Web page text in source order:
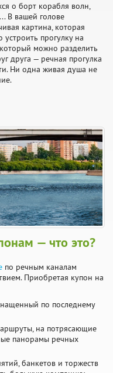
о борт корабля волн,
В вашей голове
картина, которая
прогулку на
можно разделить
друга — речная прогулка
Ни одна живая душа не
— что это?
по речным каналам
Приобретая купон на
по последнему
на потрясающие
панорамы речных
банкетов и торжеств